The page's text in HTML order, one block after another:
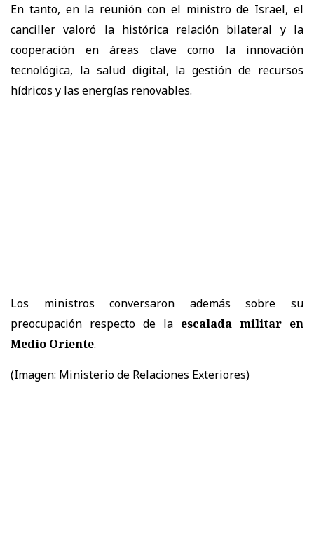
En tanto, en la reunión con el ministro de Israel, el
canciller valoró la histórica relación bilateral y la
cooperación en áreas clave como la innovación
tecnológica, la salud digital, la gestión de recursos
hídricos y las energías renovables.
Los ministros conversaron además sobre su
preocupación respecto de la escalada militar en
Medio Oriente.
(Imagen: Ministerio de Relaciones Exteriores)